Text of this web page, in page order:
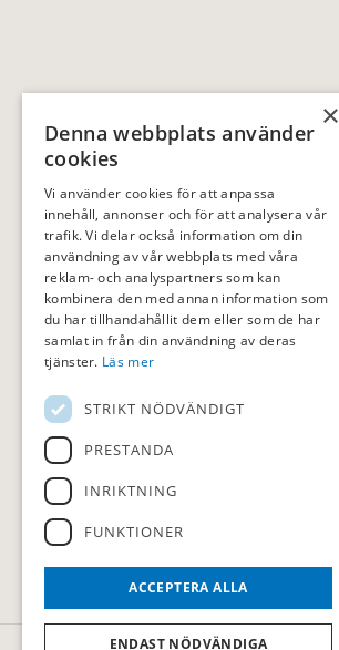
×
Denna webbplats använder
cookies
Vi använder cookies för att anpassa
innehåll, annonser och för att analysera vår
trafik. Vi delar också information om din
användning av vår webbplats med våra
reklam- och analyspartners som kan
kombinera den med annan information som
du har tillhandahållit dem eller som de har
samlat in från din användning av deras
tjänster. Läs mer
STRIKT NÖDVÄNDIGT
PRESTANDA
INRIKTNING
FUNKTIONER
ACCEPTERA ALLA
ENDAST NÖDVÄNDIGA